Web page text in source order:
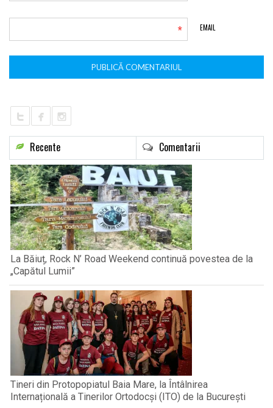
EMAIL
*
Recente Comentarii
La Băiuț, Rock N’ Road Weekend continuă povestea de la
„Capătul Lumii”
Tineri din Protopopiatul Baia Mare, la Întâlnirea
Internațională a Tinerilor Ortodocși (ITO) de la București